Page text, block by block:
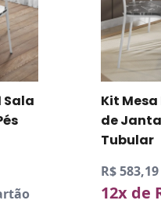
Sala
Kit
de
Tubular
R$
12x de